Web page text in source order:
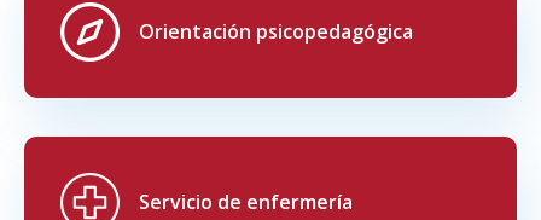
Orientación psicopedagógica
Servicio de enfermería